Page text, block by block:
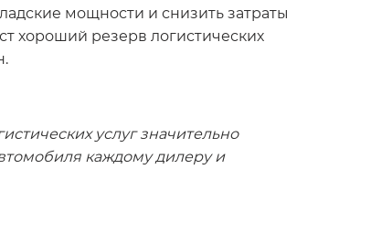
мощности и снизить затраты
хороший резерв логистических
услуг значительно
каждому дилеру и